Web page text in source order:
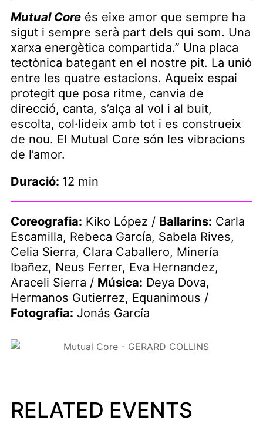
Mutual Coreés eixe amor que sempre ha
sigut i sempre serà part dels qui som. Una
xarxa energètica compartida.” Una placa
tectònica bategant en el nostre pit. La unió
entre les quatre estacions. Aqueix espai
protegit que posa ritme, canvia de
direcció, canta, s’alça al vol i al buit,
escolta, col·lideix amb tot i es construeix
de nou. El Mutual Core són les vibracions
de l’amor.
Duració: 12 min
Coreografia: Kiko López / Ballarins: Carla
Escamilla, Rebeca García, Sabela Rives,
Celia Sierra, Clara Caballero, Minería
Ibañez, Neus Ferrer, Eva Hernandez,
Araceli Sierra / Música: Deya Dova,
Hermanos Gutierrez, Equanimous /
Fotografia: Jonás García
RELATED EVENTS